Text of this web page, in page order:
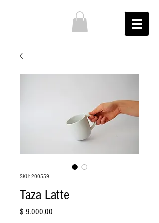
SKU: 200559
Taza Latte
$ 9.000,00